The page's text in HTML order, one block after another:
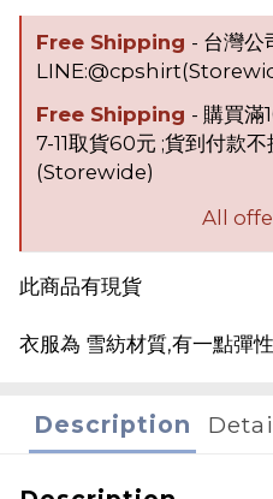
Free Shipping - 台灣公
Free Shipping - 購買滿
7-11取貨60元 ;貨到付款
(Storewide)
All
此商品有現貨
衣服為 雪紡材質,有一點彈性
Description